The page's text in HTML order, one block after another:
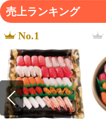
売上ランキング
No.1